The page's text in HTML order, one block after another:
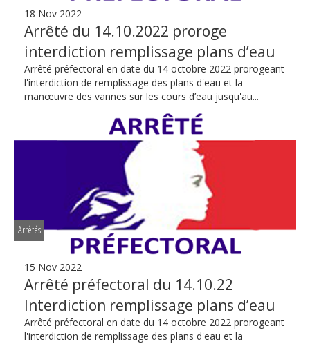
18 Nov 2022
Arrêté du 14.10.2022 proroge
interdiction remplissage plans d’eau
Arrêté préfectoral en date du 14 octobre 2022 prorogeant
l'interdiction de remplissage des plans d'eau et la
manœuvre des vannes sur les cours d’eau jusqu'au...
Arrêtés
15 Nov 2022
Arrêté préfectoral du 14.10.22
Interdiction remplissage plans d’eau
Arrêté préfectoral en date du 14 octobre 2022 prorogeant
l'interdiction de remplissage des plans d'eau et la